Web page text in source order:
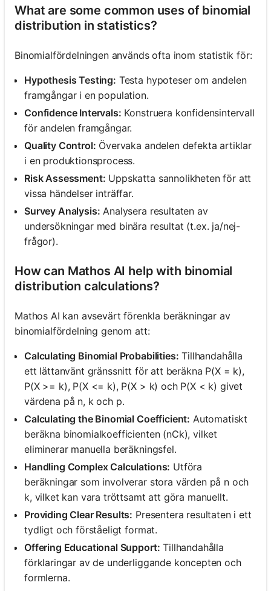
What are some common uses of binomial
distribution in statistics?
Binomialfördelningen används ofta inom statistik för:
Hypothesis Testing: Testa hypoteser om andelen
framgångar i en population.
Confidence Intervals: Konstruera konfidensintervall
för andelen framgångar.
Quality Control: Övervaka andelen defekta artiklar
i en produktionsprocess.
Risk Assessment: Uppskatta sannolikheten för att
vissa händelser inträffar.
Survey Analysis: Analysera resultaten av
undersökningar med binära resultat (t.ex. ja/nej-
frågor).
How can Mathos AI help with binomial
distribution calculations?
Mathos AI kan avsevärt förenkla beräkningar av
binomialfördelning genom att:
Calculating Binomial Probabilities: Tillhandahålla
ett lättanvänt gränssnitt för att beräkna P(X = k),
P(X >= k), P(X <= k), P(X > k) och P(X < k) givet
värdena på n, k och p.
Calculating the Binomial Coefficient: Automatiskt
beräkna binomialkoefficienten (nCk), vilket
eliminerar manuella beräkningsfel.
Handling Complex Calculations: Utföra
beräkningar som involverar stora värden på n och
k, vilket kan vara tröttsamt att göra manuellt.
Providing Clear Results: Presentera resultaten i ett
tydligt och förståeligt format.
Offering Educational Support: Tillhandahålla
förklaringar av de underliggande koncepten och
formlerna.